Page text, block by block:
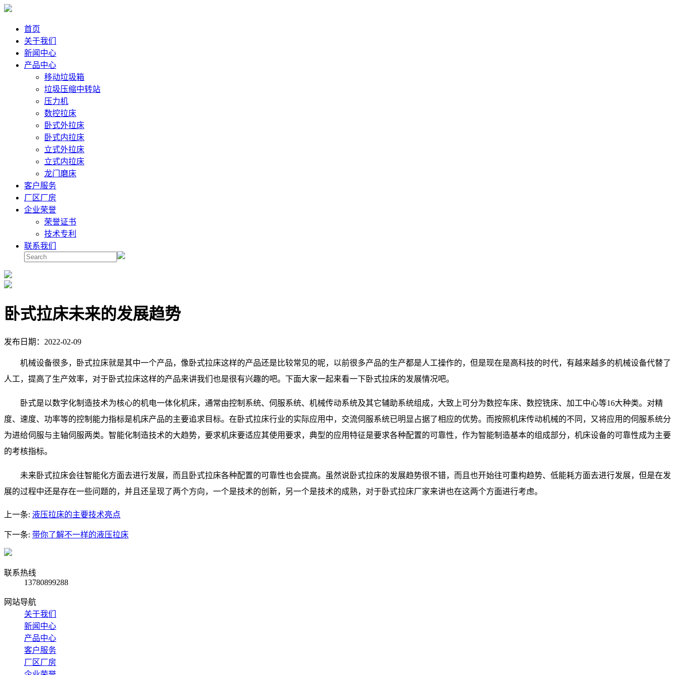
首页
关于我们
新闻中心
产品中心
移动垃圾箱
垃圾压缩中转站
压力机
数控拉床
卧式外拉床
卧式内拉床
立式外拉床
立式内拉床
龙门磨床
客户服务
厂区厂房
企业荣誉
荣誉证书
技术专利
联系我们
卧式拉床未来的发展趋势
发布日期：2022-02-09
机械设备很多，卧式拉床就是其中一个产品，像卧式拉床这样的产品还是比较常见的呢，以前很多产品的生产都是人工操作的，但是现在是高科技的时代，有越来越多的机械设备代替了
人工，提高了生产效率，对于卧式拉床这样的产品来讲我们也是很有兴趣的吧。下面大家一起来看一下卧式拉床的发展情况吧。
卧式是以数字化制造技术为核心的机电一体化机床，通常由控制系统、伺服系统、机械传动系统及其它辅助系统组成，大致上可分为数控车床、数控铣床、加工中心等16大种类。对精
度、速度、功率等的控制能力指标是机床产品的主要追求目标。在卧式拉床行业的实际应用中，交流伺服系统已明显占据了相应的优势。而按照机床传动机械的不同，又将应用的伺服系统分
为进给伺服与主轴伺服两类。智能化制造技术的大趋势，要求机床要适应其使用要求，典型的应用特征是要求各种配置的可靠性，作为智能制造基本的组成部分，机床设备的可靠性成为主要
的考核指标。
未来卧式拉床会往智能化方面去进行发展，而且卧式拉床各种配置的可靠性也会提高。虽然说卧式拉床的发展趋势很不错，而且也开始往可重构趋势、低能耗方面去进行发展，但是在发
展的过程中还是存在一些问题的，并且还呈现了两个方向，一个是技术的创新，另一个是技术的成熟，对于卧式拉床厂家来讲也在这两个方面进行考虑。
上一条: 液压拉床的主要技术亮点
下一条: 带你了解不一样的液压拉床
联系热线
13780899288
网站导航
关于我们
新闻中心
产品中心
客户服务
厂区厂房